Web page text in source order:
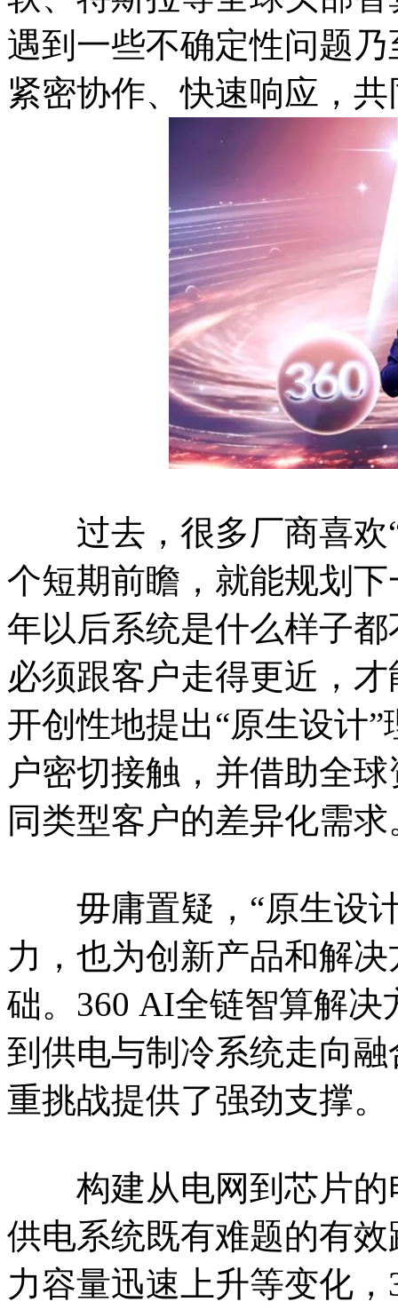
遇到一些不确定性问题
紧密协作、快速响应，
过去，很多厂商喜欢“
个短期前瞻，就能规划
年以后系统是什么样子
必须跟客户走得更近，
开创性地提出“原生设计
户密切接触，并借助全
同类型客户的差异化需求
毋庸置疑，“原生设计
力，也为创新产品和解
础。360 AI全链智算解
到供电与制冷系统走向
重挑战提供了强劲支撑。
构建从电网到芯片的
供电系统既有难题的有
力容量迅速上升等变化